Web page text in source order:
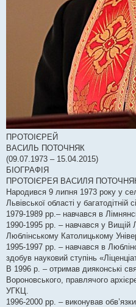
ПРОТОІЄРЕЙ
ВАСИЛЬ ПОТОЧНЯК
(09.07.1973 – 15.04.2015)
БІОГРАФІЯ
ПРОТОІЄРЕЯ ВАСИЛЯ
Народився 9 липня 1973 року у
Львівської області у багатодітній
1979-1989 рр.– навчався в
1990-1995 рр. – навчався у Вищій
Люблінському Католицькому
1995-1997 рр. – навчався в
здобув науковий ступінь
В 1996 р. – отримав дияконські
Вороновського, правлячого
УГКЦ.
1996-2000 рр. – виконував